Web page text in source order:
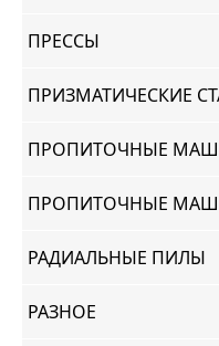
ПРЕССЫ
ПРИЗМАТИЧЕСКИЕ
ПРОПИТОЧНЫЕ
ПРОПИТОЧНЫЕ
РАДИАЛЬНЫЕ ПИЛЫ
РАЗНОЕ